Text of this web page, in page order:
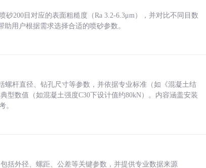
200目对应的表面粗糙度（Ra 3.2-6.3μm），并对比不同目数
用户根据需求选择合适的喷砂参数。
杆直径、钻孔尺寸等参数，并依据专业标准（如《混凝土结
型数值（如混凝土强度C30下设计值约80kN）。内容涵盖安装
。
括外径、螺距、公差等关键参数，并提供专业数据来源